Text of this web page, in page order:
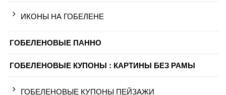
ИКОНЫ НА ГОБЕЛЕНЕ
ГОБЕЛЕНОВЫЕ ПАННО
ГОБЕЛЕНОВЫЕ КУПОНЫ : КАРТИНЫ БЕЗ РАМЫ
ГОБЕЛЕНОВЫЕ КУПОНЫ ПЕЙЗАЖИ